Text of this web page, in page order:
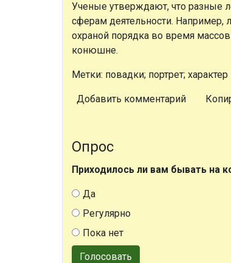
Ученые утверждают, что разные
сферам деятельности. Например,
охраной порядка во время
конюшне.
Метки: повадки; портрет; характер
Добавить комментарий
Опрос
Приходилось ли вам бывать на
Да
Регулярно
Пока нет
Голосовать